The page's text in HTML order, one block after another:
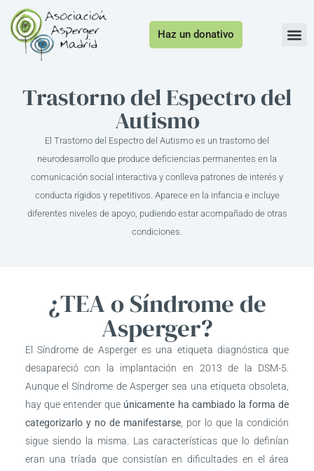
Haz un donativo
Trastorno del Espectro del
Autismo
El Trastorno del Espectro del Autismo es un trastorno del
neurodesarrollo que produce deficiencias permanentes en la
comunicación social interactiva y conlleva patrones de interés y
conducta rígidos y repetitivos. Aparece en la infancia e incluye
diferentes niveles de apoyo, pudiendo estar acompañado de otras
condiciones.
¿TEA o Síndrome de
Asperger?
El Síndrome de Asperger es una etiqueta diagnóstica que
desapareció con la implantación en 2013 de la DSM-5.
Aunque el Síndrome de Asperger sea una etiqueta obsoleta,
hay que entender que únicamente ha cambiado la forma de
categorizarlo y no de manifestarse, por lo que la condición
sigue siendo la misma. Las características que lo definían
eran una tríada que consistían en dificultades en el área